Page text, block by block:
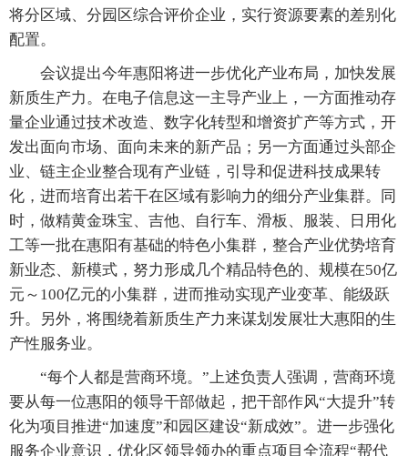
将分区域、分园区综合评价企业，实行资源要素的差别化
配置。
会议提出今年惠阳将进一步优化产业布局，加快发展
新质生产力。在电子信息这一主导产业上，一方面推动存
量企业通过技术改造、数字化转型和增资扩产等方式，开
发出面向市场、面向未来的新产品；另一方面通过头部企
业、链主企业整合现有产业链，引导和促进科技成果转
化，进而培育出若干在区域有影响力的细分产业集群。同
时，做精黄金珠宝、吉他、自行车、滑板、服装、日用化
工等一批在惠阳有基础的特色小集群，整合产业优势培育
新业态、新模式，努力形成几个精品特色的、规模在50亿
元～100亿元的小集群，进而推动实现产业变革、能级跃
升。另外，将围绕着新质生产力来谋划发展壮大惠阳的生
产性服务业。
“每个人都是营商环境。”上述负责人强调，营商环境
要从每一位惠阳的领导干部做起，把干部作风“大提升”转
化为项目推进“加速度”和园区建设“新成效”。进一步强化
服务企业意识，优化区领导领办的重点项目全流程“帮代